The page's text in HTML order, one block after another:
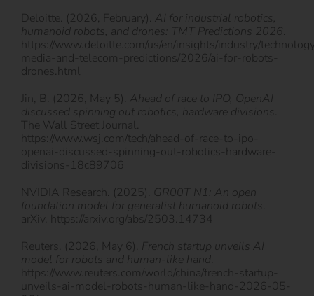
Deloitte. (2026, February). AI for industrial robotics,
humanoid robots, and drones: TMT Predictions 2026.
https://www.deloitte.com/us/en/insights/industry/
media-and-telecom-predictions/2026/ai-for-robots-
drones.html
Jin, B. (2026, May 5). Ahead of race to IPO, OpenAI
discussed spinning out robotics, hardware divisions .
The Wall Street Journal.
https://www.wsj.com/tech/ahead-of-race-to-ipo-
openai-discussed-spinning-out-robotics-hardware-
divisions-18c89706
NVIDIA Research. (2025). GR00T N1: An open
foundation model for generalist humanoid robots .
arXiv. https://arxiv.org/abs/2503.14734
Reuters. (2026, May 6). French startup unveils AI
model for robots and human-like hand.
https://www.reuters.com/world/china/french-startup-
unveils-ai-model-robots-human-like-hand-2026-05-